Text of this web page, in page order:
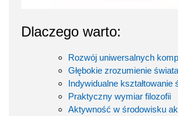
Dlaczego warto:
Rozwój uniwersalnych
Głębokie zrozumienie
Indywidualne kształtowanie
Praktyczny wymiar filozofii
Aktywność w środowisku